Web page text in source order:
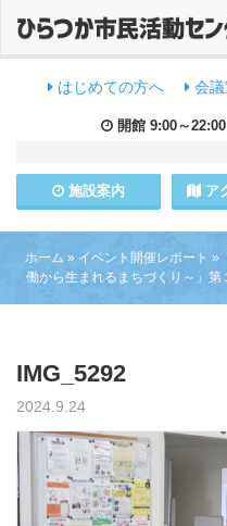
はじめての方へ 会
開館 9:00～22:00
施設案内 ア
ホーム » イベント開催レポート »
働から生まれるまちづくり～」
IMG_5292
2024.9.24